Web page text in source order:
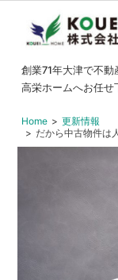
大
津
の
不
創業71年大津で不動
高栄ホームへお任せ
Home
更新情報
だから中古物件は
できる中古一戸建て